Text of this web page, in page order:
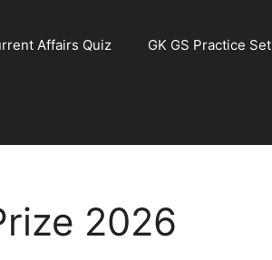
Affairs Quiz GK GS Practice Set
2026